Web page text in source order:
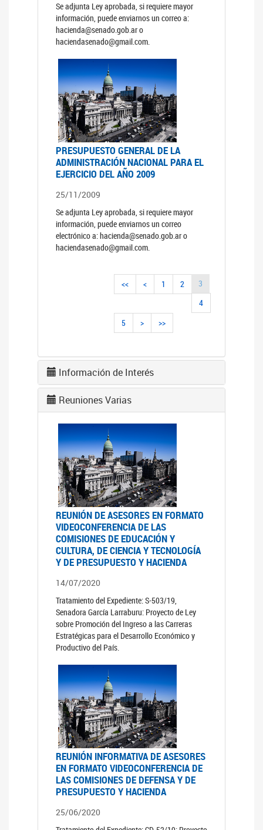
Se adjunta Ley aprobada, si requiere mayor
información, puede enviarnos un correo a:
hacienda@senado.gob.ar o
haciendasenado@gmail.com.
PRESUPUESTO GENERAL DE LA
ADMINISTRACIÓN NACIONAL PARA EL
EJERCICIO DEL AÑO 2009
25/11/2009
Se adjunta Ley aprobada, si requiere mayor
información, puede enviarnos un correo
electrónico a: hacienda@senado.gob.ar o
haciendasenado@gmail.com.
<< < 1 2
3
4
5
> >>
Información de Interés
Reuniones Varias
REUNIÓN DE ASESORES EN FORMATO
VIDEOCONFERENCIA DE LAS
COMISIONES DE EDUCACIÓN Y
CULTURA, DE CIENCIA Y TECNOLOGÍA
Y DE PRESUPUESTO Y HACIENDA
14/07/2020
Tratamiento del Expediente: S-503/19,
Senadora García Larraburu: Proyecto de Ley
sobre Promoción del Ingreso a las Carreras
Estratégicas para el Desarrollo Económico y
Productivo del País.
REUNIÓN INFORMATIVA DE ASESORES
EN FORMATO VIDEOCONFERENCIA DE
LAS COMISIONES DE DEFENSA Y DE
PRESUPUESTO Y HACIENDA
25/06/2020